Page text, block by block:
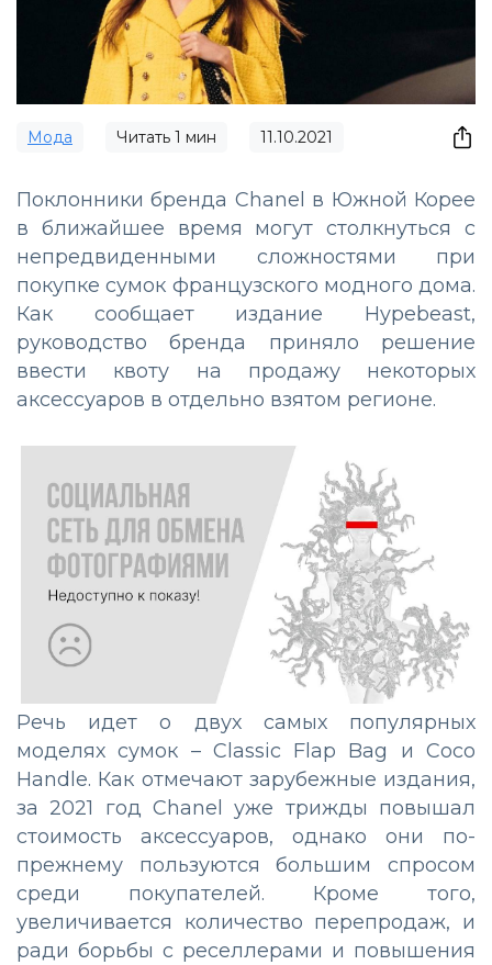
Мода Читать 1 мин 11.10.2021
Поклонники бренда Chanel в Южной Корее
в ближайшее время могут столкнуться с
непредвиденными сложностями при
покупке сумок французского модного дома.
Как сообщает издание Hypebeast,
руководство бренда приняло решение
ввести квоту на продажу некоторых
аксессуаров в отдельно взятом регионе.
Речь идет о двух самых популярных
моделях сумок – Classic Flap Bag и Coco
Handle. Как отмечают зарубежные издания,
за 2021 год Chanel уже трижды повышал
стоимость аксессуаров, однако они по-
прежнему пользуются большим спросом
среди покупателей. Кроме того,
увеличивается количество перепродаж, и
ради борьбы с реселлерами и повышения